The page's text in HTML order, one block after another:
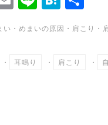
ail
ne at
en
a
い ・ めまいの原因 ・ 肩こり ・
・ 耳鳴り ・ 肩こり ・